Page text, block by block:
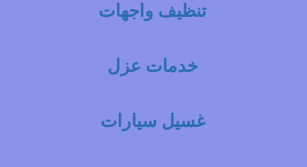
تنظيف واجهات
خدمات عزل
غسيل سيارات